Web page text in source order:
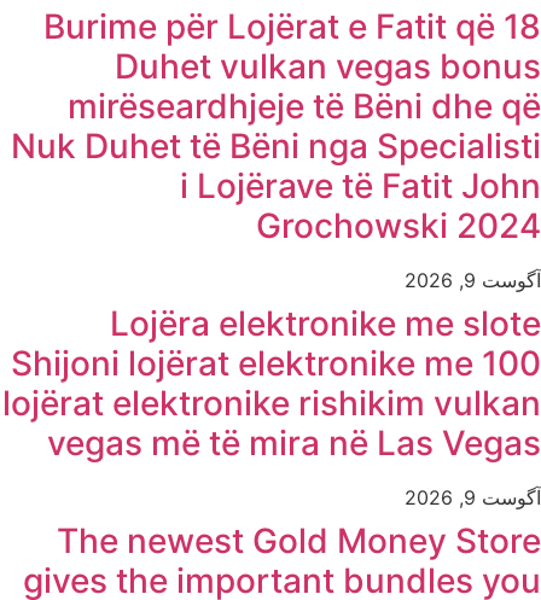
18 Burime për Lojërat e Fatit që
Duhet vulkan vegas bonus
mirëseardhjeje të Bëni dhe që
Nuk Duhet të Bëni nga Specialisti
i Lojërave të Fatit John
Grochowski 2024
آگوست 9, 2026
Lojëra elektronike me slote
Shijoni lojërat elektronike me 100
lojërat elektronike rishikim vulkan
vegas më të mira në Las Vegas
آگوست 9, 2026
The newest Gold Money Store
gives the important bundles you